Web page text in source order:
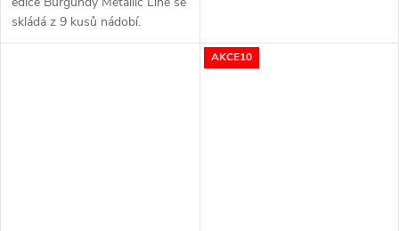
skládá z 9 kusů nádobí.
Doménou této sady je praktická
AKCE10